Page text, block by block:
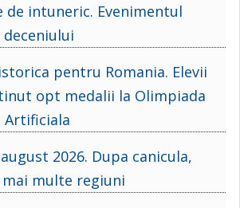
de intuneric. Evenimentul
pentru Romania. Elevii
opt medalii la Olimpiada
Artificiala
2026. Dupa canicula,
multe regiuni